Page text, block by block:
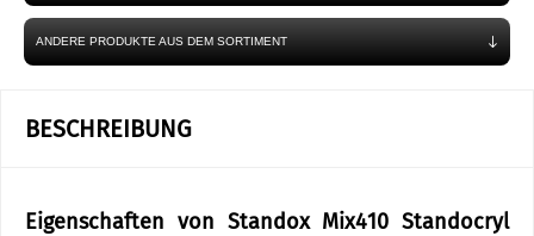
ANDERE PRODUKTE AUS DEM SORTIMENT
BESCHREIBUNG
Eigenschaften von Standox Mix410 Standocryl